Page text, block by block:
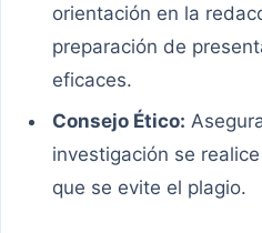
orientación en la
preparación de
eficaces.
Consejo Ético:
investigación se
que se evite el plagio.